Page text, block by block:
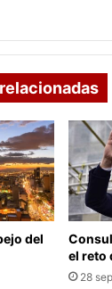
del
el reto
28